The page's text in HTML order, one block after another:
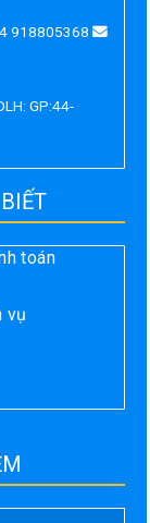
918805368
GP:44-
toán
vụ